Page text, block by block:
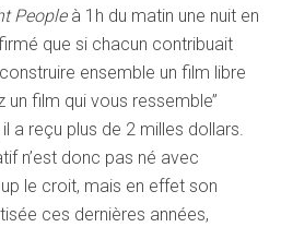
Peopleà 1h du matin une nuit en
que si chacun contribuait
ensemble un film libre
un film qui vous ressemble’’
a reçu plus de 2 milles dollars.
n’est donc pas né avec
le croit, mais en effet son
ces dernières années,